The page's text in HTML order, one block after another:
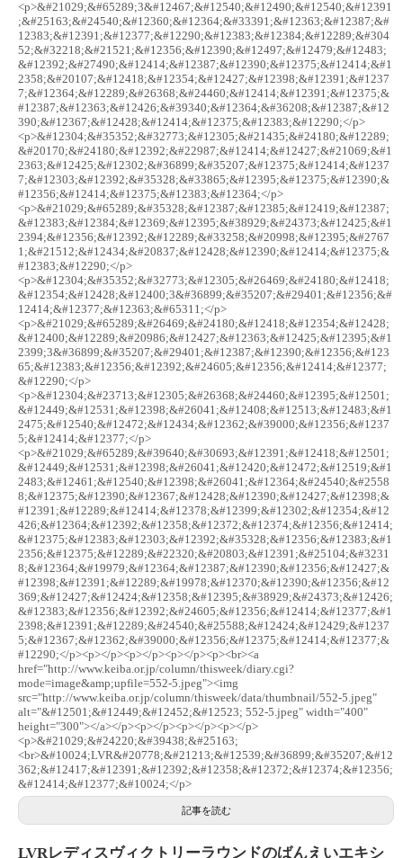
<p>&#21029;&#65289;3&#12467;&#12540;&#12490;&#12540;&#12391
;&#25163;&#24540;&#12360;&#12364;&#33391;&#12363;&#12387;&#
12383;&#12391;&#12377;&#12290;&#12383;&#12384;&#12289;&#304
52;&#32218;&#21521;&#12356;&#12390;&#12497;&#12479;&#12483;
&#12392;&#27490;&#12414;&#12387;&#12390;&#12375;&#12414;&#1
2358;&#20107;&#12418;&#12354;&#12427;&#12398;&#12391;&#1237
7;&#12364;&#12289;&#26368;&#24460;&#12414;&#12391;&#12375;&
#12387;&#12363;&#12426;&#39340;&#12364;&#36208;&#12387;&#12
390;&#12367;&#12428;&#12414;&#12375;&#12383;&#12290;</p>
<p>&#12304;&#35352;&#32773;&#12305;&#21435;&#24180;&#12289;
&#20170;&#24180;&#12392;&#22987;&#12414;&#12427;&#21069;&#1
2363;&#12425;&#12302;&#36899;&#35207;&#12375;&#12414;&#1237
7;&#12303;&#12392;&#35328;&#33865;&#12395;&#12375;&#12390;&
#12356;&#12414;&#12375;&#12383;&#12364;</p>
<p>&#21029;&#65289;&#35328;&#12387;&#12385;&#12419;&#12387;
&#12383;&#12384;&#12369;&#12395;&#38929;&#24373;&#12425;&#1
2394;&#12356;&#12392;&#12289;&#33258;&#20998;&#12395;&#2767
1;&#21512;&#12434;&#20837;&#12428;&#12390;&#12414;&#12375;&
#12383;&#12290;</p>
<p>&#12304;&#35352;&#32773;&#12305;&#26469;&#24180;&#12418;
&#12354;&#12428;&#12400;3&#36899;&#35207;&#29401;&#12356;&#
12414;&#12377;&#12363;&#65311;</p>
<p>&#21029;&#65289;&#26469;&#24180;&#12418;&#12354;&#12428;
&#12400;&#12289;&#20986;&#12427;&#12363;&#12425;&#12395;&#1
2399;3&#36899;&#35207;&#29401;&#12387;&#12390;&#12356;&#123
65;&#12383;&#12356;&#12392;&#24605;&#12356;&#12414;&#12377;
&#12290;</p>
<p>&#12304;&#23713;&#12305;&#26368;&#24460;&#12395;&#12501;
&#12449;&#12531;&#12398;&#26041;&#12408;&#12513;&#12483;&#1
2475;&#12540;&#12472;&#12434;&#12362;&#39000;&#12356;&#1237
5;&#12414;&#12377;</p>
<p>&#21029;&#65289;&#39640;&#30693;&#12391;&#12418;&#12501;
&#12449;&#12531;&#12398;&#26041;&#12420;&#12472;&#12519;&#1
2483;&#12461;&#12540;&#12398;&#26041;&#12364;&#24540;&#2558
8;&#12375;&#12390;&#12367;&#12428;&#12390;&#12427;&#12398;&
#12391;&#12289;&#12414;&#12378;&#12399;&#12302;&#12354;&#12
426;&#12364;&#12392;&#12358;&#12372;&#12374;&#12356;&#12414;
&#12375;&#12383;&#12303;&#12392;&#35328;&#12356;&#12383;&#1
2356;&#12375;&#12289;&#22320;&#20803;&#12391;&#25104;&#3231
8;&#12364;&#19979;&#12364;&#12387;&#12390;&#12356;&#12427;&
#12398;&#12391;&#12289;&#19978;&#12370;&#12390;&#12356;&#12
369;&#12427;&#12424;&#12358;&#12395;&#38929;&#24373;&#12426;
&#12383;&#12356;&#12392;&#24605;&#12356;&#12414;&#12377;&#1
2398;&#12391;&#12289;&#24540;&#25588;&#12424;&#12429;&#1237
5;&#12367;&#12362;&#39000;&#12356;&#12375;&#12414;&#12377;&
#12290;</p><p></p><p></p><p></p><p><br><a
href="http://www.keiba.or.jp/column/thisweek/diary.cgi?
mode=image&amp;upfile=552-5.jpeg"><img
src="http://www.keiba.or.jp/column/thisweek/data/thumbnail/552-5.jpeg"
alt="&#12501;&#12449;&#12452;&#12523; 552-5.jpeg" width="400"
height="300"></a></p><p></p><p></p><p></p>
<p>&#21029;&#24220;&#39438;&#25163;
<br>&#10024;LVR&#20778;&#21213;&#12539;&#36899;&#35207;&#12
362;&#12417;&#12391;&#12392;&#12358;&#12372;&#12374;&#12356;
&#12414;&#12377;&#10024;</p>
記事を読む
LVRレディスヴィクトリーラウンドのばんえいエキシ